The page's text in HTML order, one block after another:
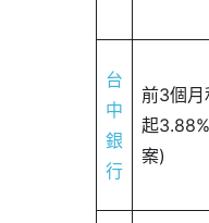
台
中
銀
行
前3個月
起
案)